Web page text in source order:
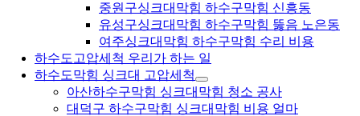
중원구싱크대막힘 하수구막힘 신흥동
유성구싱크대막힘 하수구막힘 뚫음 노은동
여주싱크대막힘 하수구막힘 수리 비용
하수도고압세척 우리가 하는 일
하수도막힘 싱크대 고압세척
아산하수구막힘 싱크대막힘 청소 공사
대덕구 하수구막힘 싱크대막힘 비용 얼마